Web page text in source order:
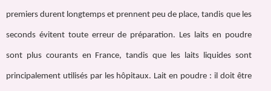
premiers durent longtemps et prennent peu de place, tandis que les
seconds évitent toute erreur de préparation. Les laits en poudre
sont plus courants en France, tandis que les laits liquides sont
principalement utilisés par les hôpitaux. Lait en poudre : il doit être